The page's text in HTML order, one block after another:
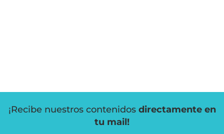
¡Recibe nuestros contenidos directamente en
tu mail!